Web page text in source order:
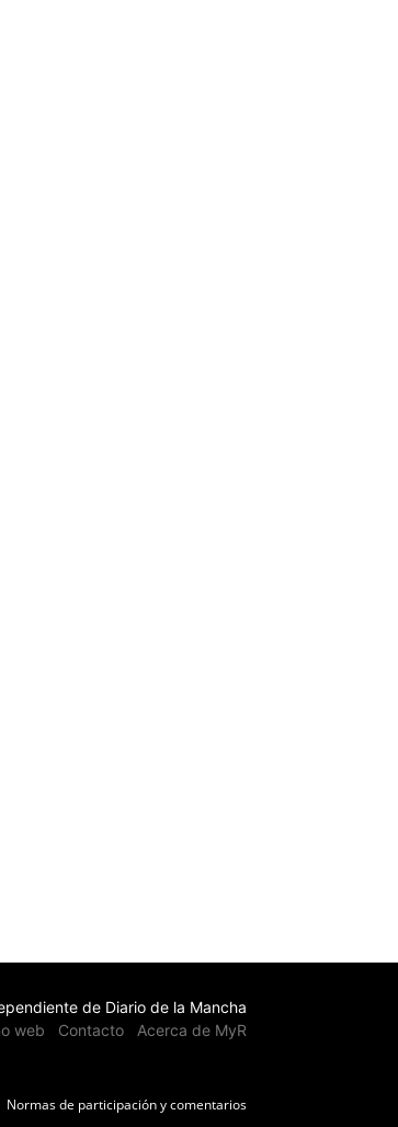
de Diario de la Mancha
web Contacto Acerca de MyR
Normas de participación y comentarios